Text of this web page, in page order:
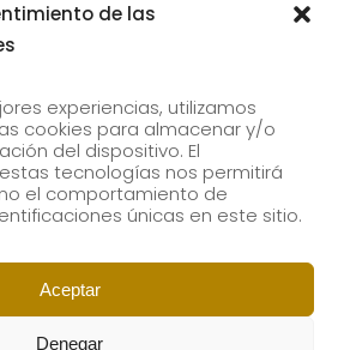
de las
experiencias, utilizamos
cookies para almacenar y/o
del dispositivo. El
tecnologías nos permitirá
el comportamiento de
únicas en este sitio.
Aceptar
Denegar
to receive our news by